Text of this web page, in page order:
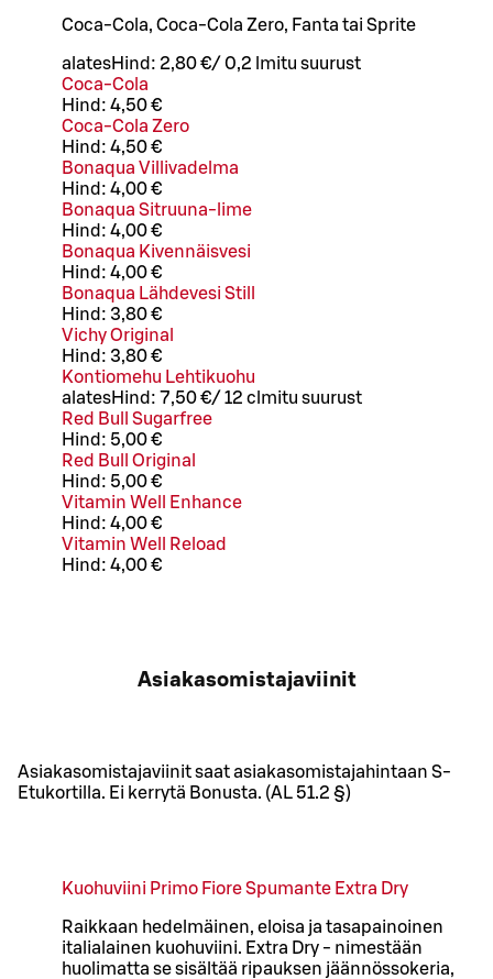
Coca-Cola, Coca-Cola Zero, Fanta tai Sprite
alatesHind: 2,80 €/ 0,2 l mitu suurust
Coca-Cola
Hind: 4,50 €
Coca-Cola Zero
Hind: 4,50 €
Bonaqua Villivadelma
Hind: 4,00 €
Bonaqua Sitruuna-lime
Hind: 4,00 €
Bonaqua Kivennäisvesi
Hind: 4,00 €
Bonaqua Lähdevesi Still
Hind: 3,80 €
Vichy Original
Hind: 3,80 €
Kontiomehu Lehtikuohu
alatesHind: 7,50 €/ 12 cl mitu suurust
Red Bull Sugarfree
Hind: 5,00 €
Red Bull Original
Hind: 5,00 €
Vitamin Well Enhance
Hind: 4,00 €
Vitamin Well Reload
Hind: 4,00 €
Asiakasomistajaviinit
Asiakasomistajaviinit saat asiakasomistajahintaan S-
Etukortilla. Ei kerrytä Bonusta. (AL 51.2 §)
Kuohuviini Primo Fiore Spumante Extra Dry
Raikkaan hedelmäinen, eloisa ja tasapainoinen
italialainen kuohuviini. Extra Dry - nimestään
huolimatta se sisältää ripauksen jäännössokeria,